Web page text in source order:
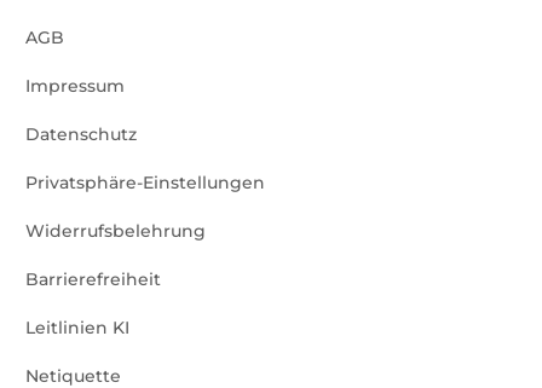
AGB
Impressum
Datenschutz
Privatsphäre-Einstellungen
Widerrufsbelehrung
Barrierefreiheit
Leitlinien KI
Netiquette